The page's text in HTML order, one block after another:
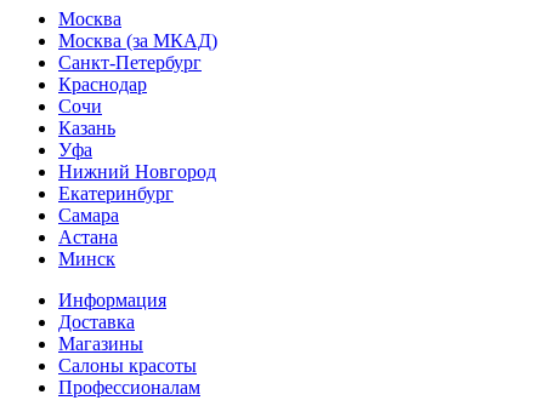
Москва
Москва (за МКАД)
Санкт-Петербург
Краснодар
Сочи
Казань
Уфа
Нижний Новгород
Екатеринбург
Самара
Астана
Минск
Информация
Доставка
Магазины
Салоны красоты
Профессионалам